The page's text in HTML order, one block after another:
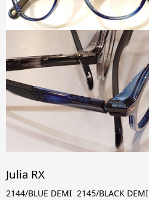
Julia RX
2144/BLUE DEMI 2145/BLACK DEMI